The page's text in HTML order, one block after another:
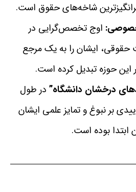
شاخه‌های حقوق است.
اوج تخصص‌گرایی در
حقوقی، ایشان را به یک مرجع
این حوزه تبدیل کرده است.
درخشان دانشگاه” در طول
بر نبوغ و تمایز علمی ایشان
ابتدا بوده است.